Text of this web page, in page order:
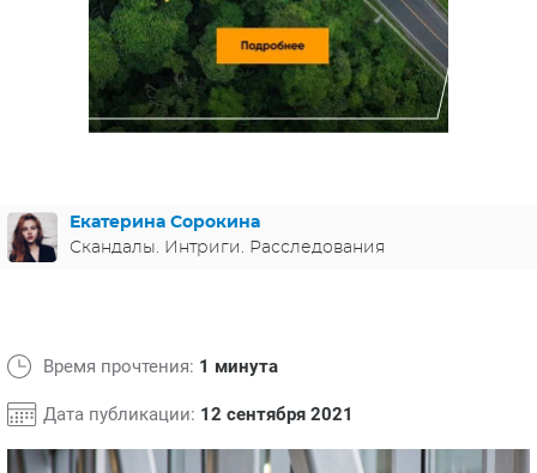
МЕЛОДРАМЫ
ИСПАНИЯ
ГЕРМАНИЯ
СВЕТСКИЕ НОВОСТИ
СПОЙЛЕРЫ ИЗ СЕРИАЛОВ
Екатерина Сорокина
Скандалы. Интриги. Расследования
Время прочтения: 1 минута
Дата публикации: 12 сентября 2021